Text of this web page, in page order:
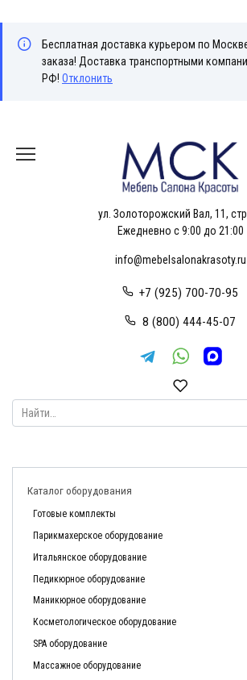
Бесплатная доставка курьером по
заказа! Доставка транспортными
РФ! Отклонить
содержанию
ул. Золоторожский Вал, 11,
Ежедневно с 9:00 до 21:00
info@mebelsalonakrasoty.ru
+7 (925) 700-70-95
8 (800) 444-45-07
Search
for:
Каталог оборудования
Готовые комплекты
Парикмахерское оборудование
Итальянское оборудование
Педикюрное оборудование
Маникюрное оборудование
Косметологическое оборудование
SPA оборудование
Массажное оборудование